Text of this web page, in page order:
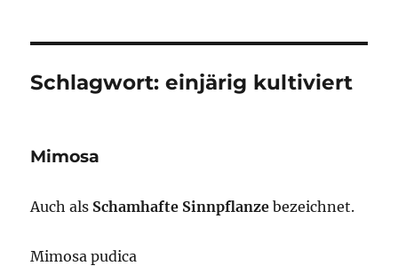
Schlagwort:einjärig kultiviert
Mimosa
Auch als Schamhafte Sinnpflanze bezeichnet.
Mimosa pudica